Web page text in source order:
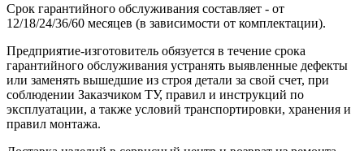
Срок гарантийного обслуживания составляет - от
12/18/24/36/60 месяцев (в зависимости от комплектации).
Предприятие-изготовитель обязуется в течение срока
гарантийного обслуживания устранять выявленные дефекты
или заменять вышедшие из строя детали за свой счет, при
соблюдении Заказчиком ТУ, правил и инструкций по
эксплуатации, а также условий транспортировки, хранения и
правил монтажа.